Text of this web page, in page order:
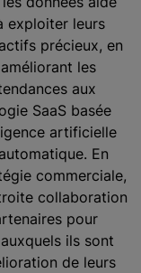
exploiter leurs
précieux, en
les
aux
SaaS basée
artificielle
En
commerciale,
collaboration
pour
ils sont
de leurs